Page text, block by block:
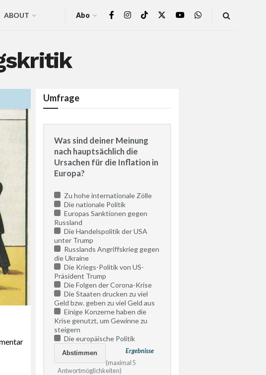
ABOUT Abo
Umfrage
Was sind deiner Meinung
nach hauptsächlich die
Ursachen für die Inflation in
Europa?
Zu hohe internationale Zölle
Die nationale Politik
Europas Sanktionen gegen
Russland
Die Handelspolitik der USA
unter Trump
Russlands Angriffskrieg gegen
die Ukraine
Die Kriegs-Politik von US-
Präsident Trump
Die Folgen der Corona-Krise
Die Staaten drucken zu viel
Geld bzw. geben zu viel Geld aus
Einige Konzerne haben die
Krise genutzt, um Gewinne zu
steigern
Die europäische Politik
Ergebnisse
(maximal 5
Antwortmöglichkeiten)